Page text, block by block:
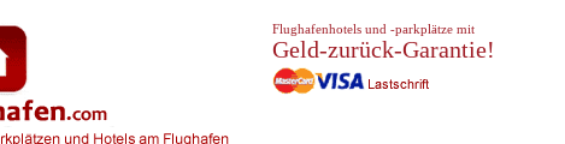
Flughafenhotels und -parkplätze mit
Geld-zurück-Garantie!